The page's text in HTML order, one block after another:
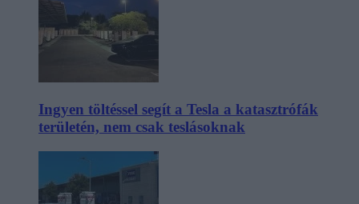
Ingyen töltéssel segít a Tesla a katasztrófák
területén, nem csak teslásoknak